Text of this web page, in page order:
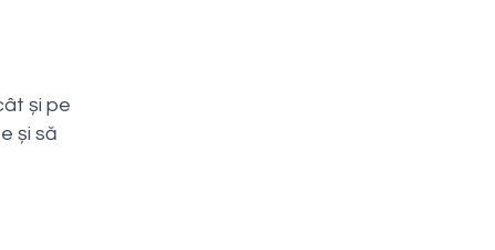
și pe
și să